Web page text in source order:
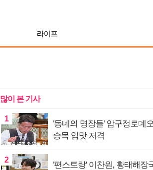
라이프
많이 본 기사
1
'동네의 명장들' 압구정로데
승목 입맛 저격
2
'편스토랑' 이찬원, 황태해장